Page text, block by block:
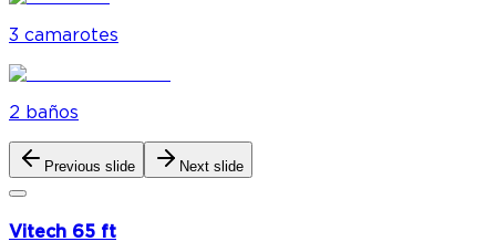
3 camarotes
2 baños
Previous slide Next slide
Vitech 65 ft